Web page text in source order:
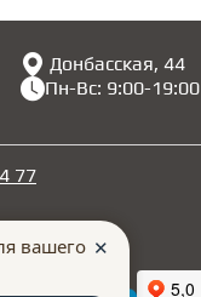
Донбасская, 44
Пн-Вс: 9:00-19:00
77
вашего ✕